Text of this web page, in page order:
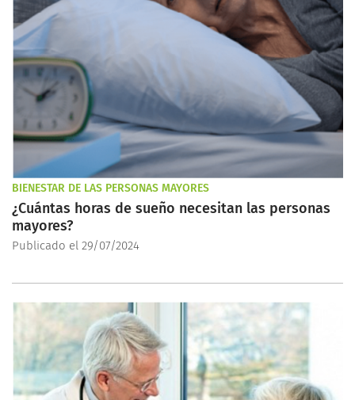
BIENESTAR DE LAS PERSONAS MAYORES
¿Cuántas horas de sueño necesitan las personas
mayores?
Publicado el 29/07/2024